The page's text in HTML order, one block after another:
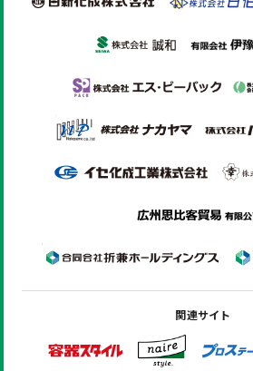
関連サイト